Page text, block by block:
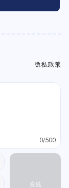
隐私政策